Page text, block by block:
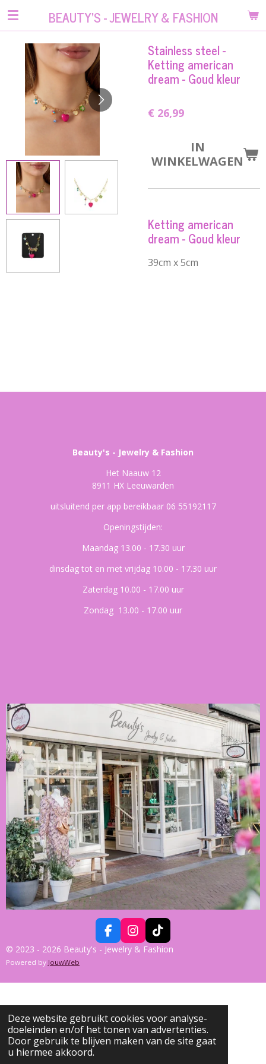
Deze website gebruikt cookies voor analyse-
doeleinden en/of het tonen van advertenties.
Door gebruik te blijven maken van de site gaat
u hiermee akkoord.
Ga
hoofdinhoud
BEAUTY'S - JEWELRY & FASHION
Stainless steel -
Ketting american
dream - Goud kleur
€ 26,99
IN
WINKELWAGEN
Ketting american
dream - Goud kleur
39cm x 5cm
Beauty's - Jewelry & Fashion
Het Naauw 12
8911 HX Leeuwarden
uitsluitend per app bereikbaar 06 55192117
Openingstijden:
Maandag 13.00 - 17.30 uur
dinsdag tot en met vrijdag 10.00 - 17.30 uur
Zaterdag 10.00 - 17.00 uur
Zondag 13.00 - 17.00 uur
F
A
B
O
K
I
N
A
R
A
M
T
I
O
© 2023 - 2026 Beauty's - Jewelry & Fashion
Powered by JouwWeb